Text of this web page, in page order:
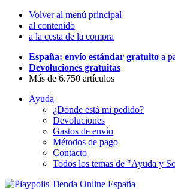
Volver al menú principal
al contenido
a la cesta de la compra
España: envío estándar gratuito a
Devoluciones gratuitas
Más de 6.750 artículos
Ayuda
¿Dónde está mi pedido?
Devoluciones
Gastos de envío
Métodos de pago
Contacto
Todos los temas de "Ayuda y